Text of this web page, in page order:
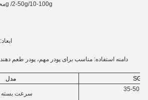
محدوده اندازه گیری: 1-20g /2-50g/10-100g
ابعاد: 72*98*168 سانتي متر
دامنه استفاده: مناسب برای پودر مهم، پودر طعم
مدل SG-
سرعت بسته